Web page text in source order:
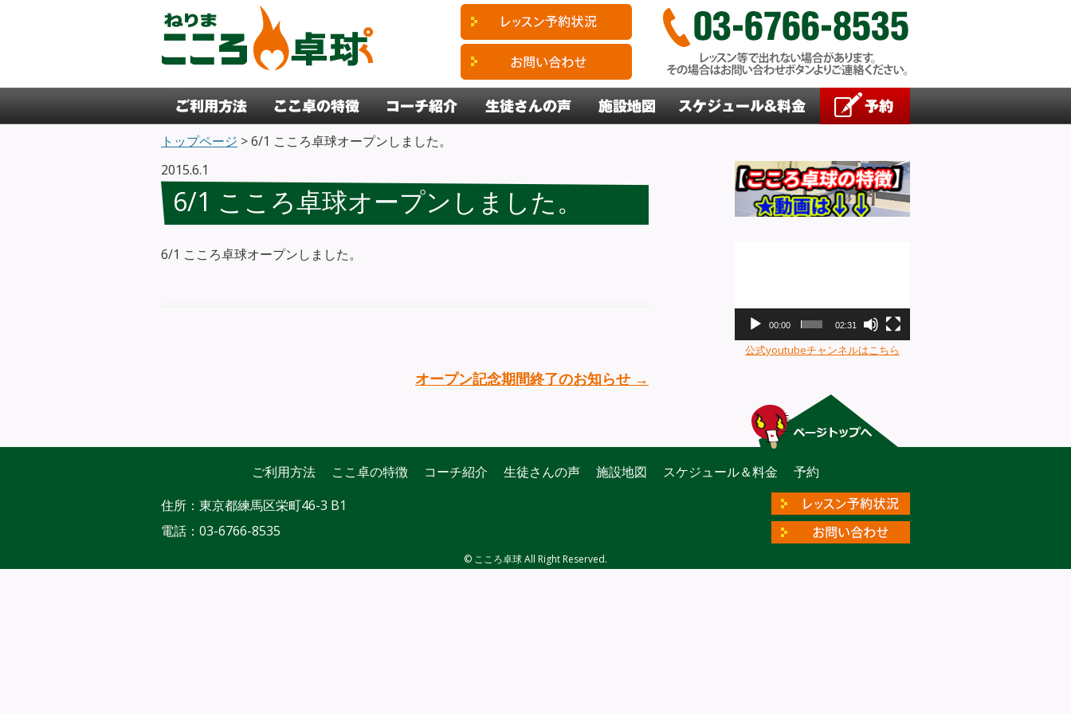
コンテンツへ移動
トップページ > 6/1 こころ卓球オープンしました。
2015.6.1
6/1 こころ卓球オープンしました。
6/1 こころ卓球オープンしました。
オープン記念期間終了のお知らせ →
レ
00:00 02:31
公式youtubeチャンネルはこちら
ご利用方法 ここ卓の特徴 コーチ紹介 生徒さんの声 施設地図 スケジュール＆料金
予約
住所：東京都練馬区栄町46-3 B1
電話： 03-6766-8535
© こころ卓球 All Right Reserved.